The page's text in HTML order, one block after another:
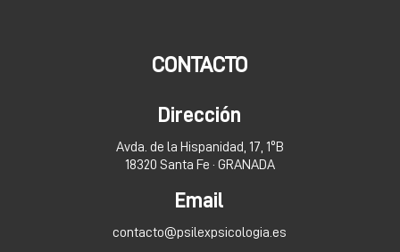
CONTACTO
Dirección
Avda. de la Hispanidad, 17, 1ºB
18320 Santa Fe · GRANADA
Email
contacto@psilexpsicologia.es